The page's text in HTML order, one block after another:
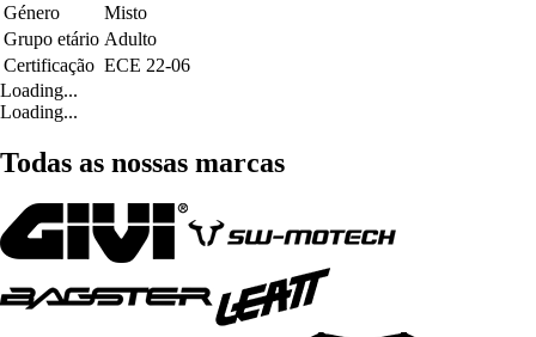
Género
Misto
Grupo etário Adulto
Certificação ECE 22-06
Loading...
Loading...
Todas as nossas marcas